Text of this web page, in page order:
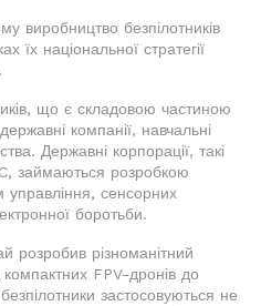
виробництво безпілотників
їх національної стратегії
що є складовою частиною
компанії, навчальні
Державні корпорації, такі
займаються розробкою
управління, сенсорних
боротьби.
розробив різноманітний
компактних FPV-дронів до
застосовуються не